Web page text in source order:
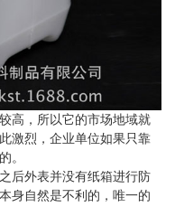
高，所以它的市场地域就
激烈，企业单位如果只靠
。
后外表并没有纸箱进行防
身自然是不利的，唯一的